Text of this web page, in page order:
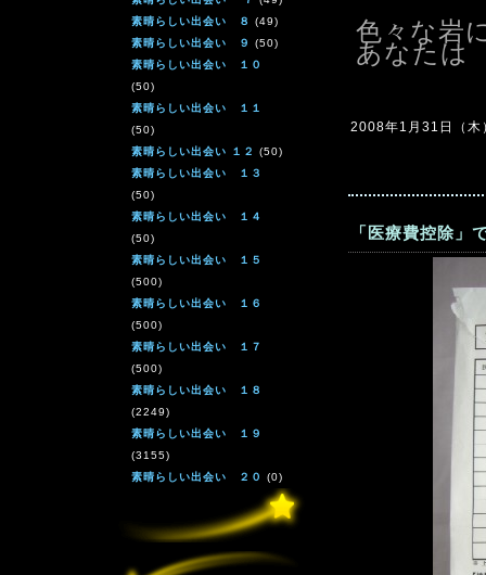
素晴らしい出会い ８ (49)
素晴らしい出会い ９ (50)
素晴らしい出会い １０
(50)
素晴らしい出会い １１
(50)
素晴らしい出会い １２ (50)
素晴らしい出会い １３
(50)
素晴らしい出会い １４
(50)
素晴らしい出会い １５
(500)
素晴らしい出会い １６
(500)
素晴らしい出会い １７
(500)
素晴らしい出会い １８
(2249)
素晴らしい出会い １９
(3155)
素晴らしい出会い ２０ (0)
色々な岩
あなた
2008年1月31日（
「医療費控除